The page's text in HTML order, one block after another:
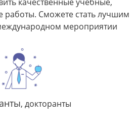
работы. Сможете стать лучшим
мероприятии​
, докторанты